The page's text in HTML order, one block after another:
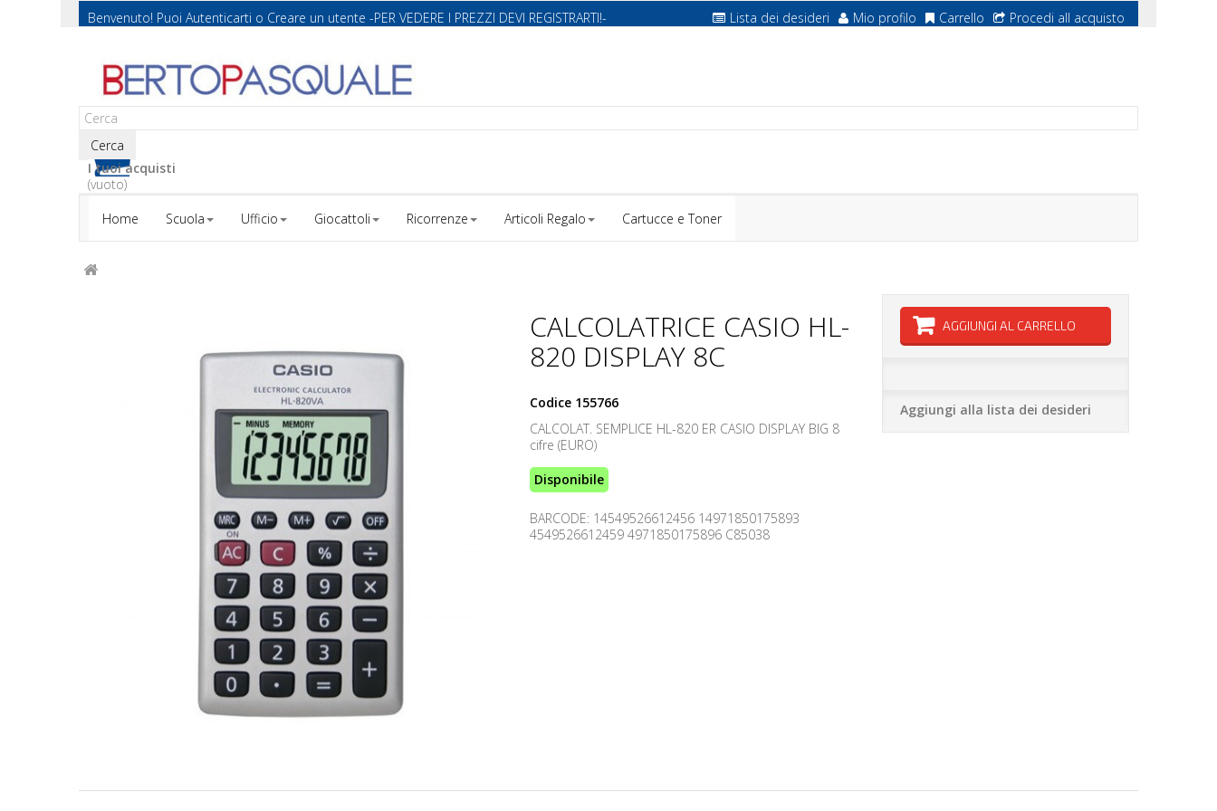
Benvenuto! Puoi Autenticarti o Creare un utente -PER VEDERE I PREZZI DEVI REGISTRARTI!- Lista dei desideri Mio profilo Carrello Procedi all acquisto
Cerca
I tuoi acquisti
(vuoto)
Home
Scuola Ufficio Giocattoli Ricorrenze Articoli Regalo Cartucce e Toner
CALCOLATRICE CASIO HL-
820 DISPLAY 8C
Codice 155766
CALCOLAT. SEMPLICE HL-820 ER CASIO DISPLAY BIG 8
cifre (EURO)
Disponibile
BARCODE: 14549526612456 14971850175893
4549526612459 4971850175896 C85038
AGGIUNGI AL CARRELLO
Aggiungi alla lista dei desideri